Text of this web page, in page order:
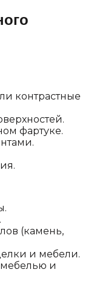
контрастные
фартуке.
(камень,
и мебели.
и